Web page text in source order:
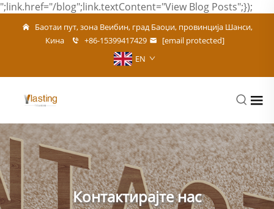
";link.href="/blog";link.textContent="View Blog Posts";});
Баотаи пут, зона Веибин, град Баоџи, провинција Шанси,
Кина
+86-15399417429
[email protected]
EN
Контактирајте нас